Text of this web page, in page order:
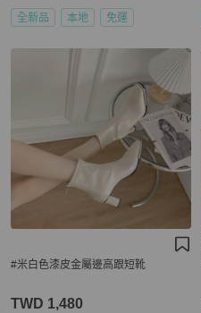
全新品 本地 免運
#米白色漆皮金屬邊高跟短靴
TWD 1,480